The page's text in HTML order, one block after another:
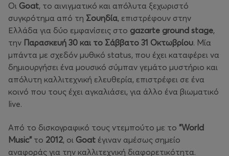
Οι Goat, το αινιγματικό και απόλυτα ξεχωριστό
συγκρότημα από τη Σουηδία, επιστρέφουν στην
Ελλάδα για δύο εμφανίσεις στο gazarte ground stage,
την Παρασκευή 30 και το Σάββατο 31 Οκτωβρίου. Μία
μπάντα με σχεδόν μυθικό status, που έχει καταφέρει να
δημιουργήσει ένα μουσικό σύμπαν γεμάτο μυστήριο και
απόλυτη καλλιτεχνική ελευθερία, επιστρέφει σε ένα
κοινό που τους έχει αγκαλιάσει, για άλλο ένα βιωματικό
live.
Από το δισκογραφικό τους ντεμπούτο με το "World
Music"το 2012, οι Goat έγιναν αμέσως σημείο
αναφοράς για την καλλιτεχνική διαφορετικότητα.